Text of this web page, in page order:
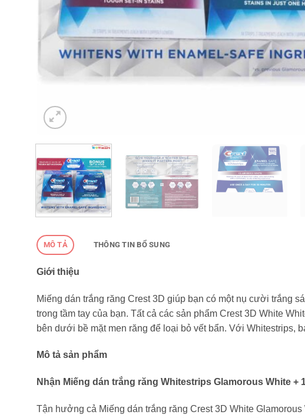
MÔ TẢ THÔNG TIN BỔ SUNG
Giới thiệu
Miếng dán trắng răng Crest 3D giúp bạn có một nụ cười trắng
trong tầm tay của bạn. Tất cả các sản phẩm Crest 3D White
bên dưới bề mặt men răng để loại bỏ vết bẩn. Với Whitestrips,
Mô tả sản phẩm
Nhận Miếng dán trắng răng Whitestrips Glamorous White
Tận hưởng cả Miếng dán trắng răng Crest 3D White